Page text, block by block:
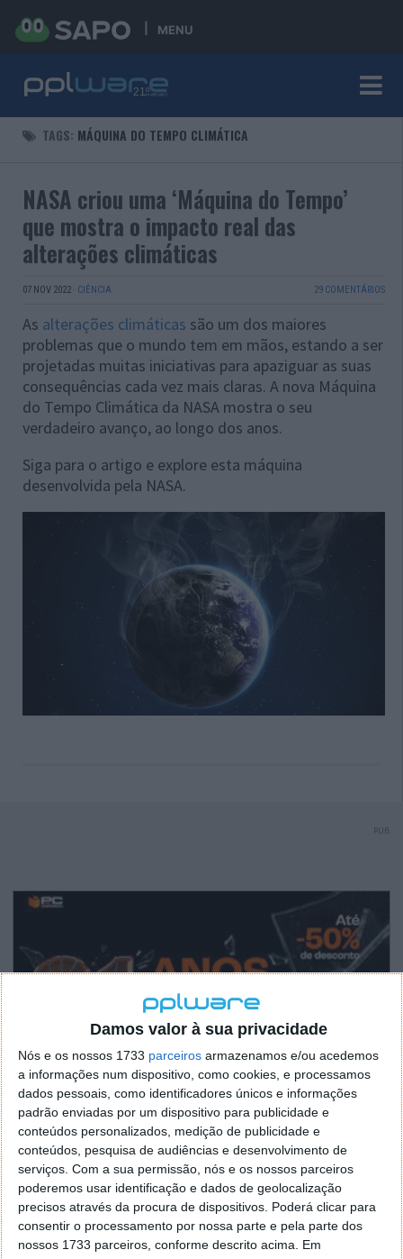
Damos valor à sua privacidade
Nós e os nossos 1733 parceiros armazenamos e/ou acedemos
a informações num dispositivo, como cookies, e processamos
dados pessoais, como identificadores únicos e informações
padrão enviadas por um dispositivo para publicidade e
conteúdos personalizados, medição de publicidade e
conteúdos, pesquisa de audiências e desenvolvimento de
serviços. Com a sua permissão, nós e os nossos parceiros
poderemos usar identificação e dados de geolocalização
precisos através da procura de dispositivos. Poderá clicar para
consentir o processamento por nossa parte e pela parte dos
nossos 1733 parceiros, conforme descrito acima. Em
MENU
TAGS: MÁQUINA DO TEMPO CLIMÁTICA
NASA criou uma ‘Máquina do Tempo’
que mostra o impacto real das
alterações climáticas
07 NOV 2022 · CIÊNCIA 29 COMENTÁRIOS
As alterações climáticas são um dos maiores
problemas que o mundo tem em mãos, estando a ser
projetadas muitas iniciativas para apaziguar as suas
consequências cada vez mais claras. A nova Máquina
do Tempo Climática da NASA mostra o seu
verdadeiro avanço, ao longo dos anos.
Siga para o artigo e explore esta máquina
desenvolvida pela NASA.
PUB